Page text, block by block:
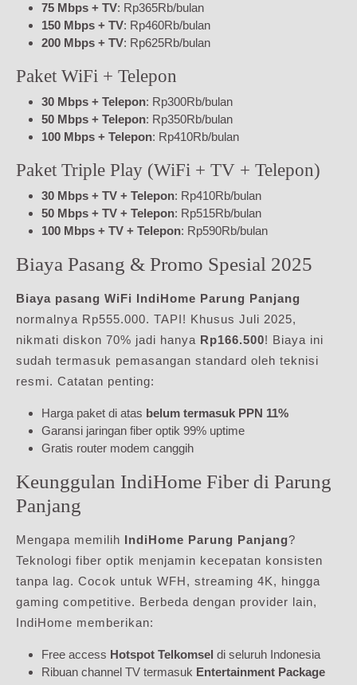
75 Mbps + TV: Rp365Rb/bulan
150 Mbps + TV: Rp460Rb/bulan
200 Mbps + TV: Rp625Rb/bulan
Paket WiFi + Telepon
30 Mbps + Telepon: Rp300Rb/bulan
50 Mbps + Telepon: Rp350Rb/bulan
100 Mbps + Telepon: Rp410Rb/bulan
Paket Triple Play (WiFi + TV + Telepon)
30 Mbps + TV + Telepon: Rp410Rb/bulan
50 Mbps + TV + Telepon: Rp515Rb/bulan
100 Mbps + TV + Telepon: Rp590Rb/bulan
Biaya Pasang & Promo Spesial 2025
Biaya pasang WiFi IndiHome Parung Panjang
normalnya Rp555.000. TAPI! Khusus Juli 2025,
nikmati diskon 70% jadi hanya Rp166.500! Biaya ini
sudah termasuk pemasangan standard oleh teknisi
resmi. Catatan penting:
Harga paket di atas belum termasuk PPN 11%
Garansi jaringan fiber optik 99% uptime
Gratis router modem canggih
Keunggulan IndiHome Fiber di Parung
Panjang
Mengapa memilih IndiHome Parung Panjang?
Teknologi fiber optik menjamin kecepatan konsisten
tanpa lag. Cocok untuk WFH, streaming 4K, hingga
gaming competitive. Berbeda dengan provider lain,
IndiHome memberikan:
Free access Hotspot Telkomsel di seluruh Indonesia
Ribuan channel TV termasuk Entertainment Package